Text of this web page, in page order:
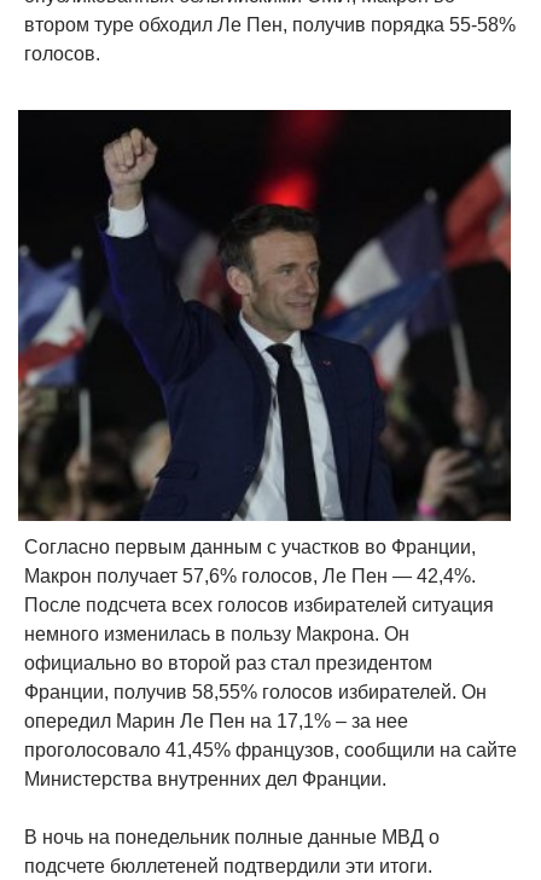
втором туре обходил Ле Пен, получив порядка 55-58%
голосов.
Согласно первым данным с участков во Франции,
Макрон получает 57,6% голосов, Ле Пен — 42,4%.
После подсчета всех голосов избирателей ситуация
немного изменилась в пользу Макрона. Он
официально во второй раз стал президентом
Франции, получив 58,55% голосов избирателей. Он
опередил Марин Ле Пен на 17,1% – за нее
проголосовало 41,45% французов, сообщили на сайте
Министерства внутренних дел Франции.
В ночь на понедельник полные данные МВД о
подсчете бюллетеней подтвердили эти итоги.